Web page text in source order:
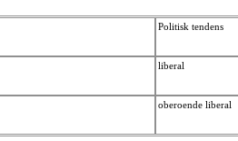
Politisk tendens
liberal
oberoende liberal